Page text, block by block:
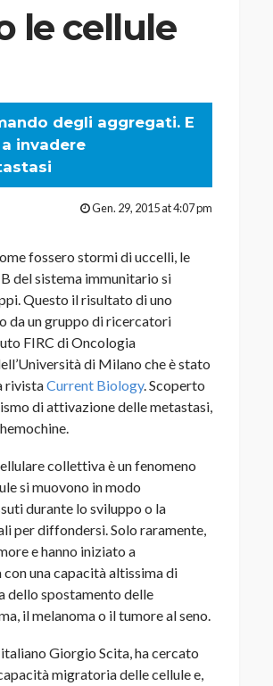
le cellule
degli aggregati. E
invadere
Gen. 29, 2015 at 4:07 pm
fossero stormi di uccelli, le
del sistema immunitario si
Questo il risultato di uno
da un gruppo di ricercatori
FIRC di Oncologia
di Milano che è stato
rivistaCurrent Biology. Scoperto
di attivazione delle metastasi,
collettiva è un fenomeno
si muovono in modo
durante lo sviluppo o la
per diffondersi. Solo raramente,
e hanno iniziato a
una capacità altissima di
dello spostamento delle
il melanoma o il tumore al seno.
Giorgio Scita, ha cercato
migratoria delle cellule e,